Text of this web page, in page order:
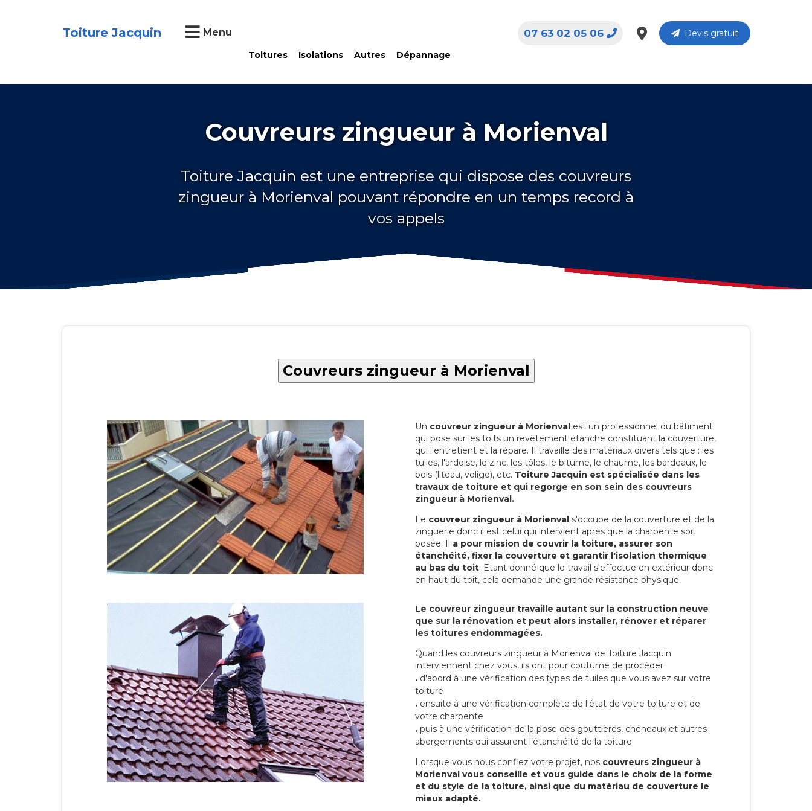
Toiture Jacquin Menu
Toitures Isolations Autres Dépannage
Devis gratuit
07 63 02 05 06
Couvreurs zingueur à Morienval
Toiture Jacquin est une entreprise qui dispose des couvreurs
zingueur à Morienval pouvant répondre en un temps record à
vos appels
Couvreurs zingueur à Morienval
Un couvreur zingueur à Morienval est un professionnel du bâtiment
qui pose sur les toits un revêtement étanche constituant la couverture,
qui l'entretient et la répare. Il travaille des matériaux divers tels que : les
tuiles, l'ardoise, le zinc, les tôles, le bitume, le chaume, les bardeaux, le
bois (liteau, volige), etc. Toiture Jacquin est spécialisée dans les
travaux de toiture et qui regorge en son sein des couvreurs
zingueur à Morienval.
Le couvreur zingueur à Morienval s'occupe de la couverture et de la
zinguerie donc il est celui qui intervient après que la charpente soit
posée. Il a pour mission de couvrir la toiture, assurer son
étanchéité, fixer la couverture et garantir l'isolation thermique
au bas du toit. Etant donné que le travail s'effectue en extérieur donc
en haut du toit, cela demande une grande résistance physique.
Le couvreur zingueur travaille autant sur la construction neuve
que sur la rénovation et peut alors installer, rénover et réparer
les toitures endommagées.
Quand les couvreurs zingueur à Morienval de Toiture Jacquin
interviennent chez vous, ils ont pour coutume de procéder
. d'abord à une vérification des types de tuiles que vous avez sur votre
toiture
. ensuite à une vérification complète de l'état de votre toiture et de
votre charpente
. puis à une vérification de la pose des gouttières, chéneaux et autres
abergements qui assurent l’étanchéité de la toiture
Lorsque vous nous confiez votre projet, nos couvreurs zingueur à
Morienval vous conseille et vous guide dans le choix de la forme
et du style de la toiture, ainsi que du matériau de couverture le
mieux adapté.